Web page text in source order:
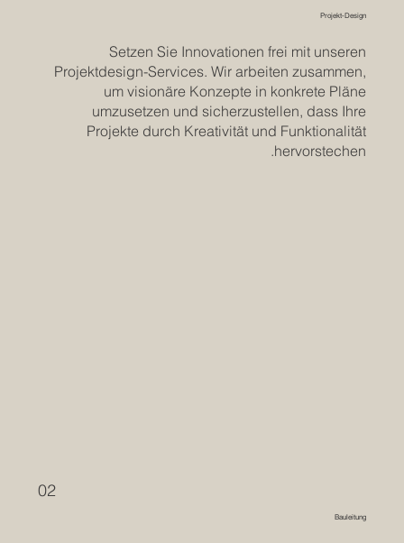
Projekt-Design
Setzen Sie Innovationen frei mit unseren
Projektdesign-Services. Wir arbeiten zusammen,
um visionäre Konzepte in konkrete Pläne
umzusetzen und sicherzustellen, dass Ihre
Projekte durch Kreativität und Funktionalität
hervorstechen.
02
Bauleitung